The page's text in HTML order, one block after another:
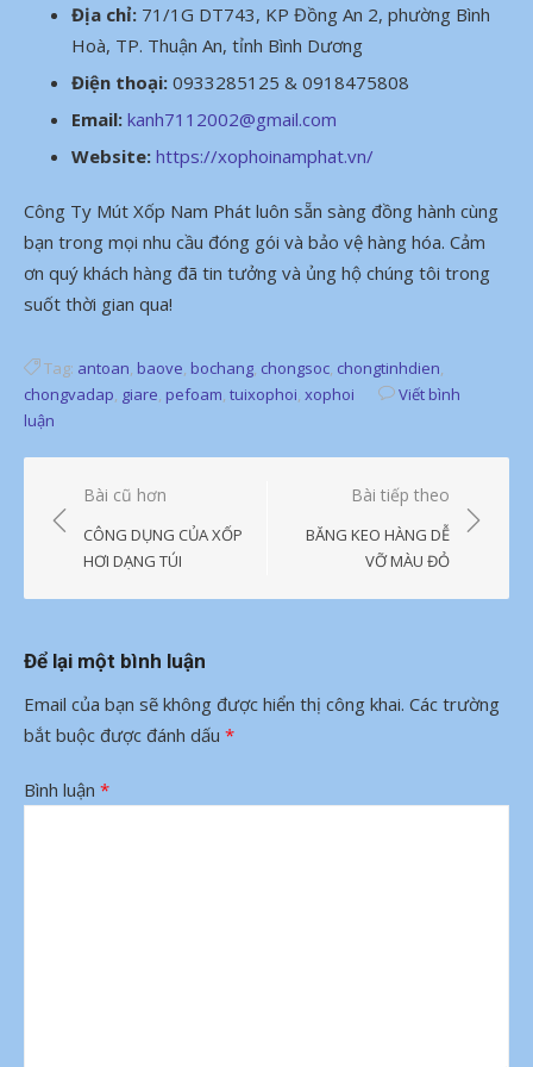
Địa chỉ: 71/1G DT743, KP Đồng An 2, phường Bình
Hoà, TP. Thuận An, tỉnh Bình Dương
Điện thoại: 0933285125 & 0918475808
Email: kanh7112002@gmail.com
Website: https://xophoinamphat.vn/
Công Ty Mút Xốp Nam Phát luôn sẵn sàng đồng hành cùng
bạn trong mọi nhu cầu đóng gói và bảo vệ hàng hóa. Cảm
ơn quý khách hàng đã tin tưởng và ủng hộ chúng tôi trong
suốt thời gian qua!
Tag: antoan, baove, bochang, chongsoc, chongtinhdien,
chongvadap, giare, pefoam, tuixophoi, xophoi
Viết bình
luận
Điều
hướng
viết
Bài cũ hơn
CÔNG DỤNG CỦA XỐP
HƠI DẠNG TÚI
Bài tiếp theo
BĂNG KEO HÀNG DỄ
VỠ MÀU ĐỎ
Để lại một bình luận
Email của bạn sẽ không được hiển thị công khai. Các trường
bắt buộc được đánh dấu *
Bình luận *